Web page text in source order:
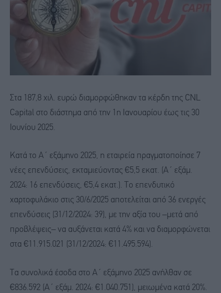
Στα 187,8 χιλ. ευρώ διαμορφώθηκαν τα κέρδη της CNL
Capital στο διάστημα από την 1η Ιανουαρίου έως τις 30
Ιουνίου 2025.
Κατά το Α΄ εξάμηνο 2025, η εταιρεία πραγματοποίησε 7
νέες επενδύσεις, εκταμιεύοντας €5,5 εκατ. (Α΄ εξάμ.
2024: 16 επενδύσεις, €5,4 εκατ.). Το επενδυτικό
χαρτοφυλάκιο στις 30/6/2025 αποτελείται από 36 ενεργές
επενδύσεις (31/12/2024: 39), με την αξία του –μετά από
προβλέψεις– να αυξάνεται κατά 4% και να διαμορφώνεται
στα €11.915.021 (31/12/2024: €11.495.594).
Τα συνολικά έσοδα στο Α΄ εξάμηνο 2025 ανήλθαν σε
€836.592 (Α΄ εξάμ. 2024: €1.040.751), μειωμένα κατά 20%.